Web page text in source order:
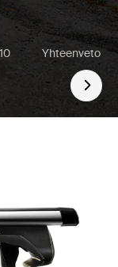
Go
Yhteenveto